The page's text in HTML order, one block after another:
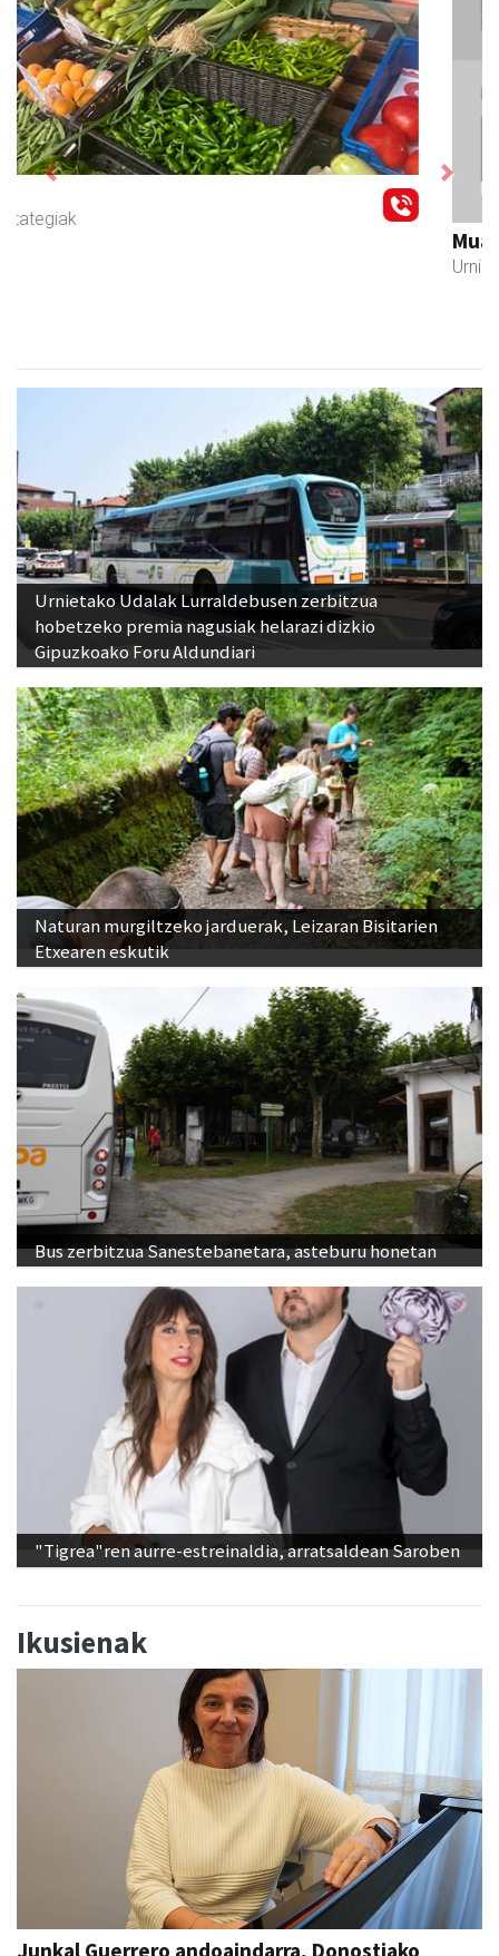
Previous Next
Urnietako Udalak Lurraldebusen zerbitzua
hobetzeko premia nagusiak helarazi dizkio
Gipuzkoako Foru Aldundiari
Naturan murgiltzeko jarduerak, Leizaran Bisitarien
Etxearen eskutik
Bus zerbitzua Sanestebanetara, asteburu honetan
"Tigrea"ren aurre-estreinaldia, arratsaldean Saroben
Ikusienak